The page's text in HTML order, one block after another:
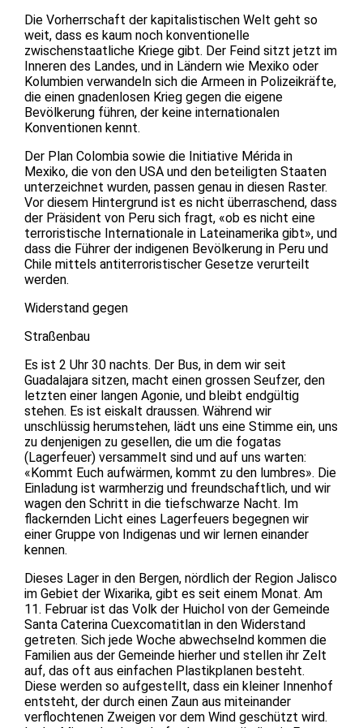
Die Vorherrschaft der kapitalistischen Welt geht so
weit, dass es kaum noch konventionelle
zwischenstaatliche Kriege gibt. Der Feind sitzt jetzt im
Inneren des Landes, und in Ländern wie Mexiko oder
Kolumbien verwandeln sich die Armeen in Polizeikräfte,
die einen gnadenlosen Krieg gegen die eigene
Bevölkerung führen, der keine internationalen
Konventionen kennt.
Der Plan Colombia sowie die Initiative Mérida in
Mexiko, die von den USA und den beteiligten Staaten
unterzeichnet wurden, passen genau in diesen Raster.
Vor diesem Hintergrund ist es nicht überraschend, dass
der Präsident von Peru sich fragt, «ob es nicht eine
terroristische Internationale in Lateinamerika gibt», und
dass die Führer der indigenen Bevölkerung in Peru und
Chile mittels antiterroristischer Gesetze verurteilt
werden.
Widerstand gegen
Straßenbau
Es ist 2 Uhr 30 nachts. Der Bus, in dem wir seit
Guadalajara sitzen, macht einen grossen Seufzer, den
letzten einer langen Agonie, und bleibt endgültig
stehen. Es ist eiskalt draussen. Während wir
unschlüssig herumstehen, lädt uns eine Stimme ein, uns
zu denjenigen zu gesellen, die um die fogatas
(Lagerfeuer) versammelt sind und auf uns warten:
«Kommt Euch aufwärmen, kommt zu den lumbres». Die
Einladung ist warmherzig und freundschaftlich, und wir
wagen den Schritt in die tiefschwarze Nacht. Im
flackernden Licht eines Lagerfeuers begegnen wir
einer Gruppe von Indigenas und wir lernen einander
kennen.
Dieses Lager in den Bergen, nördlich der Region Jalisco
im Gebiet der Wixarika, gibt es seit einem Monat. Am
11. Februar ist das Volk der Huichol von der Gemeinde
Santa Caterina Cuexcomatitlan in den Widerstand
getreten. Sich jede Woche abwechselnd kommen die
Familien aus der Gemeinde hierher und stellen ihr Zelt
auf, das oft aus einfachen Plastikplanen besteht.
Diese werden so aufgestellt, dass ein kleiner Innenhof
entsteht, der durch einen Zaun aus miteinander
verflochtenen Zweigen vor dem Wind geschützt wird.